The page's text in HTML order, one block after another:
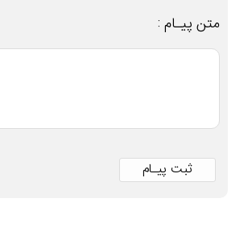
متن پیـام :